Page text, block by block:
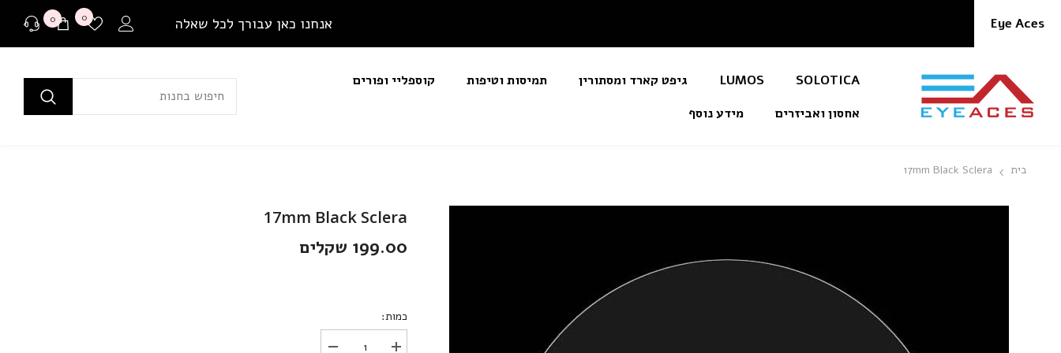
Eye Aces אנחנו כאן עבורך לכל שאלה 0 רשימת
משאלות
0
0
פריטים
בכל שאלה או התלבטות ניתן ליצור איתנו קשר במגוון
או לבקר בדף שאלות ותשובות שלנו
SOLOTICA
LUMOS גיפט קארד ומסתורין תמיסות וטיפות
קוספליי ופורים
אחסון ואביזרים
מידע נוסף
בית 17mm Black Sclera
17mm Black Sclera
199.00 שקלים
כמות: